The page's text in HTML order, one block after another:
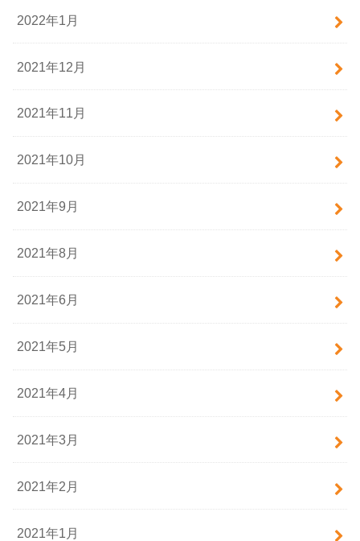
2022年1月
2021年12月
2021年11月
2021年10月
2021年9月
2021年8月
2021年6月
2021年5月
2021年4月
2021年3月
2021年2月
2021年1月